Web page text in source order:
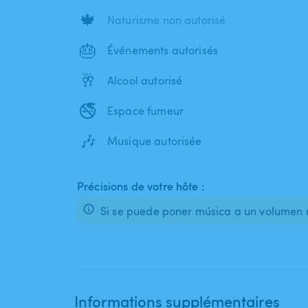
🍁 Naturisme non autorisé
🎂 Événements autorisés
🥂 Alcool autorisé
🚭 Espace fumeur
🎶 Musique autorisée
Précisions de votre hôte :
Si se puede poner música a un
Informations supplémentaires